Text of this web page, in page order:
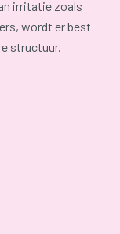
irritatie zoals
wordt er best
structuur.